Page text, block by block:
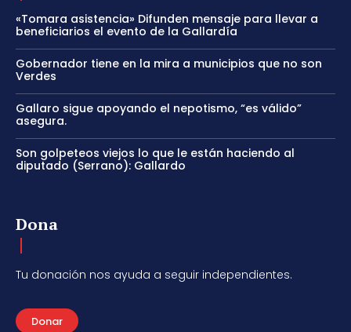
«Tomara asistencia» Difunden mensaje para llevar a
beneficiarios el evento de la Gallardía
Gobernador tiene en la mira a municipios que no son
Verdes
Gallaro sigue apoyando el nepotismo, “es válido”
asegura.
Son golpeteos viejos lo que le están haciendo al
diputado (Serrano): Gallardo
Dona
Tu donación nos ayuda a seguir independientes.
Donar